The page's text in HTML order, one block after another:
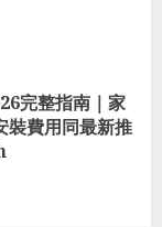
完整指南｜家
裝費用同最新推